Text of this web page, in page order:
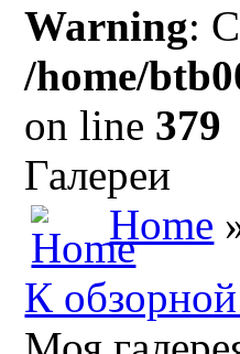
Warning:
/home/
on line 379
Галереи
Home
К обзорной